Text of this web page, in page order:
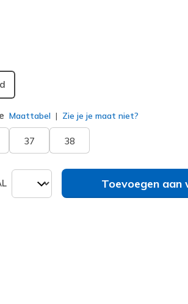
Maattabel Zie je je maat niet?
37 38
Toevoegen aan